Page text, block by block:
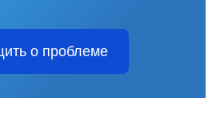
о проблеме